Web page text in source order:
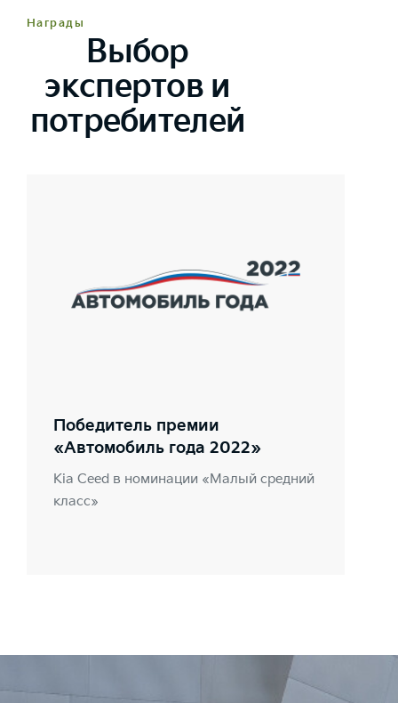
Награды
Выбор
экспертов и
потребителей
Победитель премии
«Автомобиль года 2022»
Kia Ceed в номинации «Малый средний
класс»